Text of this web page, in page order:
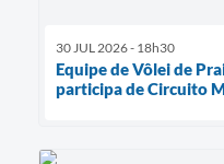
30 JUL 2026 - 18h30
Equipe de Vôlei de
participa de Circuito